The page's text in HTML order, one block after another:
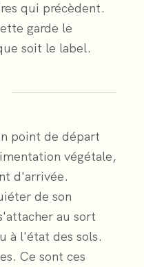
qui précèdent.
garde le
soit le label.
point de départ
végétale,
d'arrivée.
de son
au sort
à l'état des sols.
Ce sont ces